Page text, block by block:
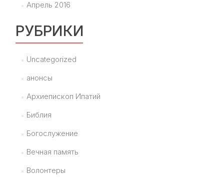
Апрель 2016
РУБРИКИ
Uncategorized
анонсы
Архиепископ Ипатий
Библия
Богослужение
Вечная память
Волонтеры